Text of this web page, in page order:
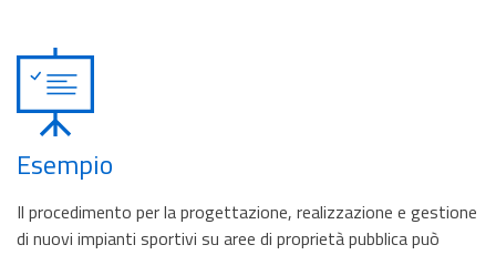
Esempio
Il procedimento per la progettazione, realizzazione e gestione
di nuovi impianti sportivi su aree di proprietà pubblica può